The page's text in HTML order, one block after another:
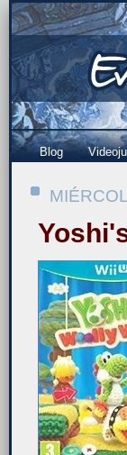
Blog